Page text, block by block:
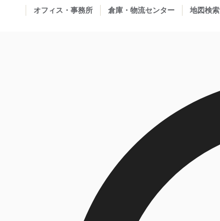
オフィス・事務所 倉庫・物流センター 地図検索